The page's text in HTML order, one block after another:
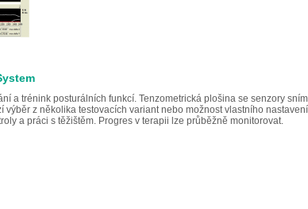
a trénink posturálních funkcí. Tenzometrická plošina se senzory
výběr z několika testovacích variant nebo možnost vlastního
a práci s těžištěm. Progres v terapii lze průběžně monitorovat.